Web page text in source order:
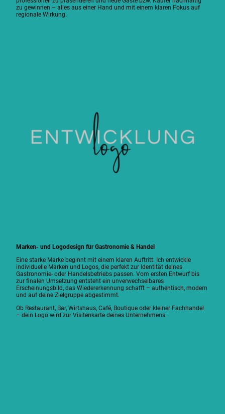
zu gewinnen – alles aus einer Hand und mit einem klaren Fokus auf
regionale Wirkung.
Marken- und Logodesign für Gastronomie & Handel
Eine starke Marke beginnt mit einem klaren Auftritt. Ich entwickle
individuelle Marken und Logos, die perfekt zur Identität deines
Gastronomie- oder Handelsbetriebs passen. Vom ersten Entwurf bis
zur finalen Umsetzung entsteht ein unverwechselbares
Erscheinungsbild, das Wiedererkennung schafft – authentisch, modern
und auf deine Zielgruppe abgestimmt.
Ob Restaurant, Bar, Wirtshaus, Café, Boutique oder kleiner Fachhandel
– dein Logo wird zur Visitenkarte deines Unternehmens.